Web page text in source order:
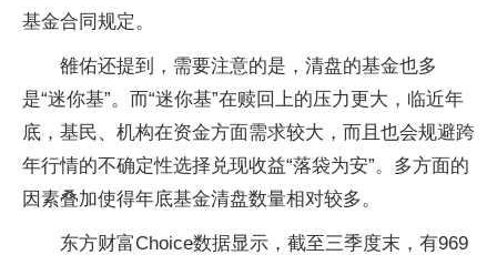
基金合同规定。
雒佑还提到，需要注意的是，清盘的基金也多
是“迷你基”。而“迷你基”在赎回上的压力更大，临近年
底，基民、机构在资金方面需求较大，而且也会规避跨
年行情的不确定性选择兑现收益“落袋为安”。多方面的
因素叠加使得年底基金清盘数量相对较多。
东方财富Choice数据显示，截至三季度末，有969